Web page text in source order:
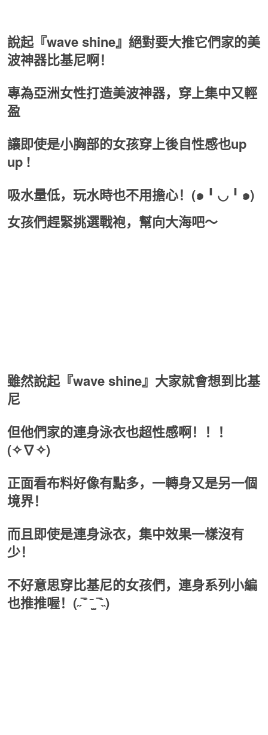
說起『wave shine』絕對要大推它們家的美
波神器比基尼啊！
專為亞洲女性打造美波神器，穿上集中又輕
盈
讓即使是小胸部的女孩穿上後自性感也up
up !
吸水量低，玩水時也不用擔心！(๑╹◡╹๑)
女孩們趕緊挑選戰袍，幫向大海吧～
雖然說起『wave shine』大家就會想到比基
尼
但他們家的連身泳衣也超性感啊！！！
(✧∇✧)
正面看布料好像有點多，一轉身又是另一個
境界！
而且即使是連身泳衣，集中效果一樣沒有
少！
不好意思穿比基尼的女孩們，連身系列小編
也推推喔！(˶‾᷄ ⁻̫ ‾᷅˵)